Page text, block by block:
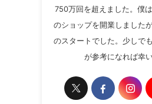
750万回を超えました。僕
のショップを開業しました
のスタートでした。少しで
が参考になれば幸い